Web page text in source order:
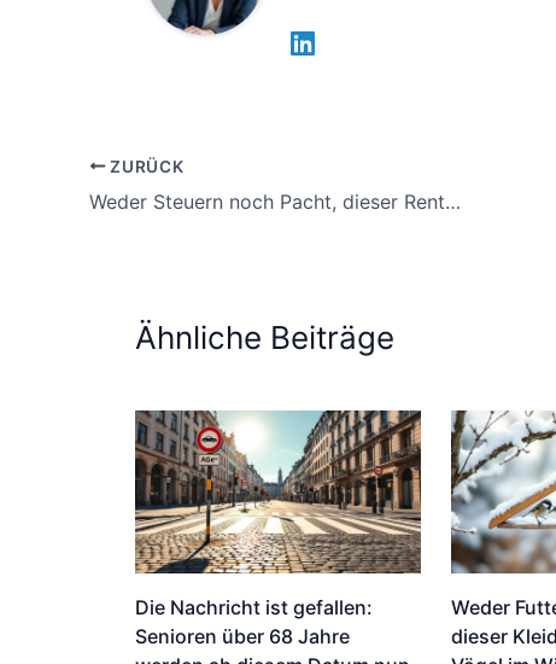
ZURÜCK
Weder Steuern noch Pacht, dieser Rentner spaltet das Dorf mit seinem Imker-Deal
Ähnliche Beiträge
Die Nachricht ist gefallen:
Senioren über 68 Jahre
Weder
dieser